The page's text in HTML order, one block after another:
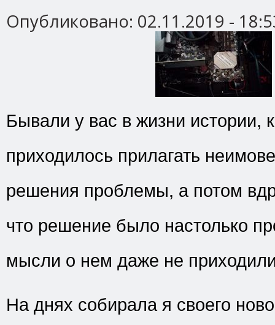
Опубликовано: 02.11.2019 -
Бывали у вас в жизни истории,
приходилось прилагать
решения проблемы, а потом
что решение было настолько
мысли о нем даже не
На днях собирала я своего